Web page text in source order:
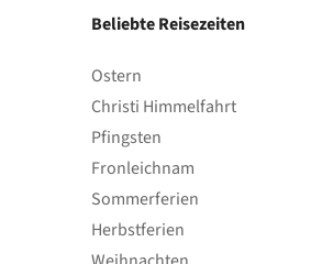
Beliebte Reisezeiten
Ostern
Christi Himmelfahrt
Pfingsten
Fronleichnam
Sommerferien
Herbstferien